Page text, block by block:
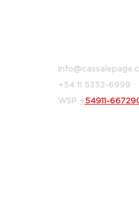
+54 11 5352-6999
WSP +54911-